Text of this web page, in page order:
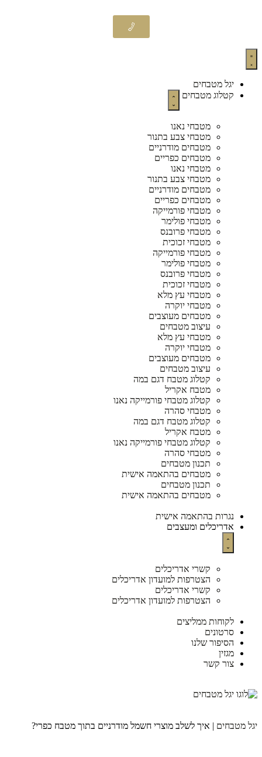
יגל מטבחים
קטלוג מטבחים
מטבחי נאנו
מטבחי צבע בתנור
מטבחים מודרניים
מטבחים כפריים
מטבחי נאנו
מטבחי צבע בתנור
מטבחים מודרניים
מטבחים כפריים
מטבחי פורמייקה
מטבחי פולימר
מטבחי פרובנס
מטבחי זכוכית
מטבחי פורמייקה
מטבחי פולימר
מטבחי פרובנס
מטבחי זכוכית
מטבחי עץ מלא
מטבחי יוקרה
מטבחים מעוצבים
עיצוב מטבחים
מטבחי עץ מלא
מטבחי יוקרה
מטבחים מעוצבים
עיצוב מטבחים
קטלוג מטבח דגם במה
מטבח אקריל
קטלוג מטבחי פורמייקה נאנו
מטבחי סהרה
קטלוג מטבח דגם במה
מטבח אקריל
קטלוג מטבחי פורמייקה נאנו
מטבחי סהרה
תכנון מטבחים
מטבחים בהתאמה אישית
תכנון מטבחים
מטבחים בהתאמה אישית
נגרות בהתאמה אישית
אדריכלים ומעצבים
קשרי אדריכלים
הצטרפות למועדון אדריכלים
קשרי אדריכלים
הצטרפות למועדון אדריכלים
לקוחות ממליצים
סרטונים
הסיפור שלנו
מגזין
צור קשר
יגל מטבחים | איך לשלב מוצרי חשמל מודרניים בתוך מטבח כפרי?